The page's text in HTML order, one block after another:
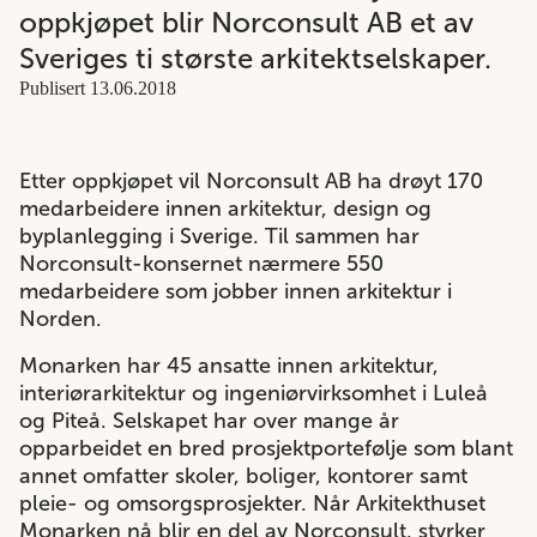
oppkjøpet blir Norconsult AB et av
Sveriges ti største arkitektselskaper.
Publisert 13.06.2018
Etter oppkjøpet vil Norconsult AB ha drøyt 170
medarbeidere innen arkitektur, design og
byplanlegging i Sverige. Til sammen har
Norconsult-konsernet nærmere 550
medarbeidere som jobber innen arkitektur i
Norden.
Monarken har 45 ansatte innen arkitektur,
interiørarkitektur og ingeniørvirksomhet i Luleå
og Piteå. Selskapet har over mange år
opparbeidet en bred prosjektportefølje som blant
annet omfatter skoler, boliger, kontorer samt
pleie- og omsorgsprosjekter. Når Arkitekthuset
Monarken nå blir en del av Norconsult, styrker